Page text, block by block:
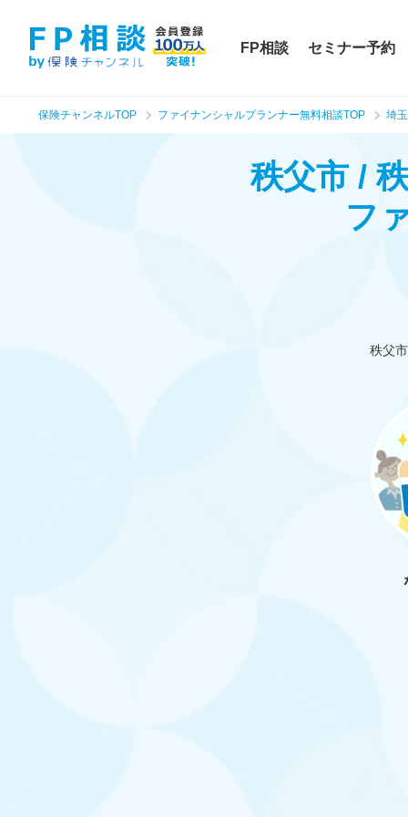
FP相談 セミナー予約
保険チャンネルTOP ファイナンシャルプランナー無料相談TOP 埼
秩父市 /
フ
秩父